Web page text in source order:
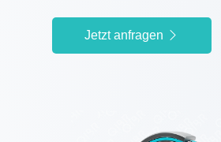
Jetzt anfragen